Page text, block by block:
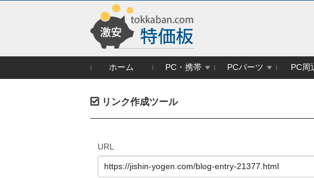
ホーム PC・携帯 PCパーツ PC周
リンク作成ツール
URL